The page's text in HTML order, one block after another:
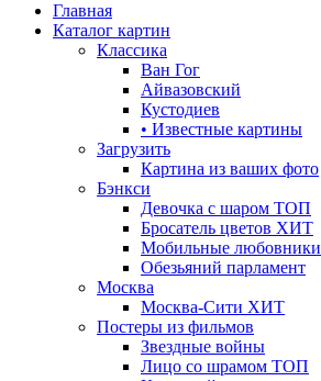
Главная
Каталог картин
Классика
Ван Гог
Айвазовский
Кустодиев
• Известные картины
Загрузить
Картина из ваших фото
Бэнкси
Девочка с шаром ТОП
Бросатель цветов ХИТ
Мобильные любовники
Обезьяний парламент
Москва
Москва-Сити ХИТ
Постеры из фильмов
Звездные войны
Лицо со шрамом ТОП